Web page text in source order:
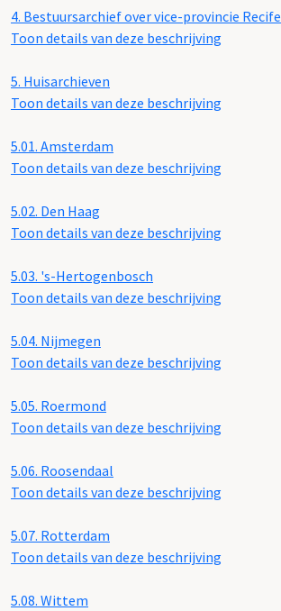
4. Bestuursarchief over vice-provincie Recife
Toon details van deze beschrijving
5. Huisarchieven
Toon details van deze beschrijving
5.01. Amsterdam
Toon details van deze beschrijving
5.02. Den Haag
Toon details van deze beschrijving
5.03. 's-Hertogenbosch
Toon details van deze beschrijving
5.04. Nijmegen
Toon details van deze beschrijving
5.05. Roermond
Toon details van deze beschrijving
5.06. Roosendaal
Toon details van deze beschrijving
5.07. Rotterdam
Toon details van deze beschrijving
5.08. Wittem